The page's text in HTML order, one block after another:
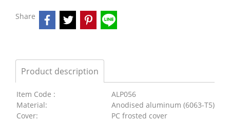
Share
Product description
Item Code :
Material:
Cover:
ALP056
Anodised aluminum (6063-T5)
PC frosted cover